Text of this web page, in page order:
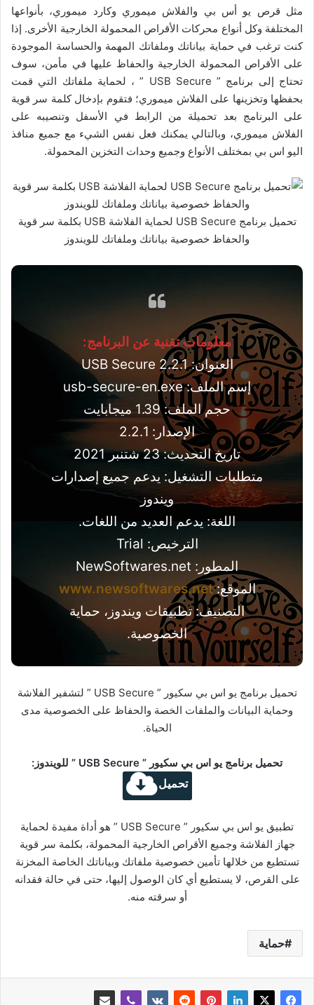
مثل قرص يو أس بي والفلاش ميموري وكارد ميموري، بأنواعها
المختلفة وكل أنواع محركات الأقراص المحمولة الخارجية الأخرى. إذا
كنت ترغب في حماية بياناتك وملفاتك المهمة والحساسة الموجودة
على الأقراص المحمولة الخارجية والحفاظ عليها في مأمن، سوف
تحتاج إلى برنامج ” USB Secure ” ، لحماية ملفاتك التي قمت
بحفظها وتخزينها على الفلاش ميموري؛ فتقوم بإدخال كلمة سر قوية
على البرنامج بعد تحميلة من الرابط في الأسفل وتنصيبه على
الفلاش ميموري، وبالتالي يمكنك فعل نفس الشيء مع جميع منافذ
اليو اس بي بمختلف الأنواع وجميع وحدات التخزين المحمولة.
تحميل برنامج USB Secure لحماية الفلاشة USB بكلمة سر قوية
والحفاظ خصوصية بياناتك وملفاتك للويندوز
معلومات تقنية عن البرنامج:
العنوان: USB Secure 2.2.1
إسم الملف: usb-secure-en.exe
حجم الملف: 1.39 ميجابايت
الإصدار: 2.2.1
تاريخ التحديث: 23 شتنبر 2021
متطلبات التشغيل: يدعم جميع إصدارات
ويندوز
اللغة: يدعم العديد من اللغات.
الترخيص: Trial
المطور: NewSoftwares.net
الموقع:www.newsoftwares.net
التصنيف: تطبيقات ويندوز، حماية
الخصوصية.
تحميل برنامج يو اس بي سكيور ” USB Secure ” لتشفير الفلاشة
وحماية البيانات والملفات الخصة والحفاظ على الخصوصية مدى
الحياة.
تحميل برنامج يو اس بي سكيور ” USB Secure ” للويندوز:
تحميل
تطبيق يو اس بي سكيور ” USB Secure ” هو أداة مفيدة لحماية
جهاز الفلاشة وجميع الأقراص الخارجية المحمولة، بكلمة سر قوية
تستطيع من خلالها تأمين خصوصية ملفاتك وبياناتك الخاصة المخزنة
على القرص، لا يستطيع أي كان الوصول إليها، حتى في حالة فقدانه
أو سرقته منه.
حماية